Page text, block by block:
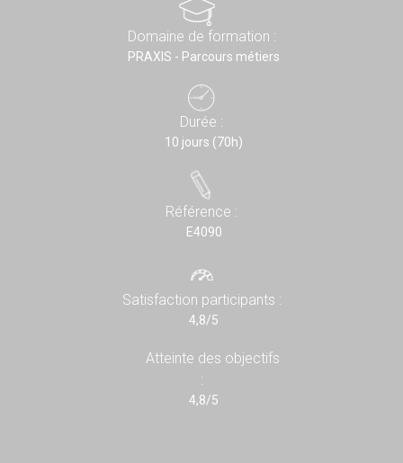
Domaine de formation :
PRAXIS - Parcours métiers
Durée :
10 jours (70h)
Référence :
E4090
Satisfaction participants :
4,8/5
Atteinte des objectifs
:
4,8/5